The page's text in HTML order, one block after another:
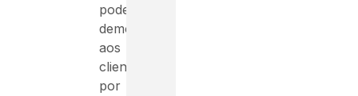
pode
demonstrar
aos
clientes
por